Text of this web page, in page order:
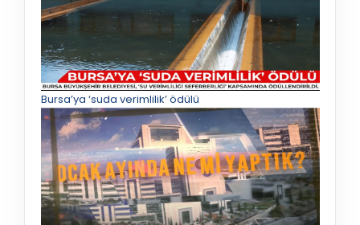
Bursa’ya ‘suda verimlilik’ ödülü